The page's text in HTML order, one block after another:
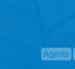
Agents